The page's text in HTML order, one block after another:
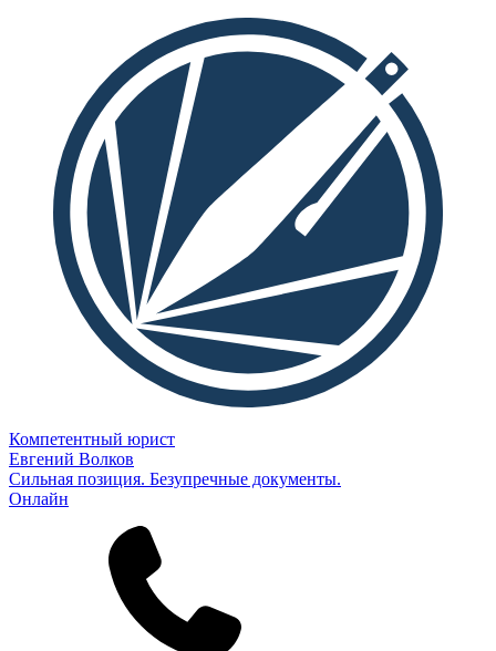
Компетентный юрист
Евгений Волков
Сильная позиция. Безупречные документы.
Онлайн